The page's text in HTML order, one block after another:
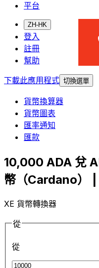
平台
ZH-HK
登入
註冊
幫助
下載此應用程式 切換選單
貨幣換算器
貨幣圖表
匯率通知
匯款
10,000 ADA 兌
幣（Cardano） |
XE 貨幣轉換器
從
從